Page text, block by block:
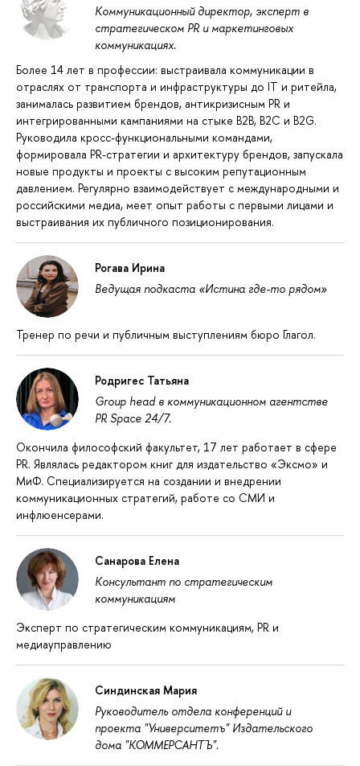
Коммуникационный директор, эксперт в
стратегическом PR и маркетинговых
коммуникациях.
Более 14 лет в профессии: выстраивала коммуникации в
отраслях от транспорта и инфраструктуры до IT и ритейла,
занималась развитием брендов, антикризисным PR и
интегрированными кампаниями на стыке B2B, B2C и B2G.
Руководила кросс-функциональными командами,
формировала PR-стратегии и архитектуру брендов, запускала
новые продукты и проекты с высоким репутационным
давлением. Регулярно взаимодействует с международными и
российскими медиа, меет опыт работы с первыми лицами и
выстраивания их публичного позиционирования.
Рогава Ирина
Ведущая подкаста «Истина где-то рядом»
Тренер по речи и публичным выступлениям бюро Глагол.
Родригес Татьяна
Group head в коммуникационном агентстве
PR Space 24/7.
Окончила философский факультет, 17 лет работает в сфере
PR. Являлась редактором книг для издательство «Эксмо» и
МиФ. Специализируется на создании и внедрении
коммуникационных стратегий, работе со СМИ и
инфлюенсерами.
Санарова Елена
Консультант по стратегическим
коммуникациям
Эксперт по стратегическим коммуникациям, PR и
медиауправлению
Синдинская Мария
Руководитель отдела конференций и
проекта "Университетъ" Издательского
дома "КОММЕРСАНТЪ".